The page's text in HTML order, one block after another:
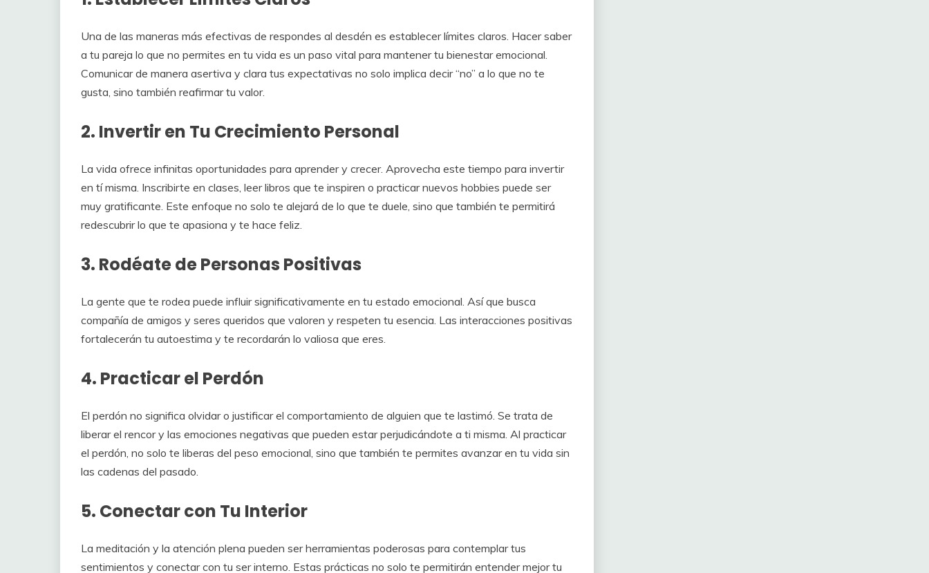
Una de las maneras más efectivas de respondes al desdén es establecer límites claros. Hacer saber
a tu pareja lo que no permites en tu vida es un paso vital para mantener tu bienestar emocional.
Comunicar de manera asertiva y clara tus expectativas no solo implica decir “no” a lo que no te
gusta, sino también reafirmar tu valor.
2. Invertir en Tu Crecimiento Personal
La vida ofrece infinitas oportunidades para aprender y crecer. Aprovecha este tiempo para invertir
en tí misma. Inscribirte en clases, leer libros que te inspiren o practicar nuevos hobbies puede ser
muy gratificante. Este enfoque no solo te alejará de lo que te duele, sino que también te permitirá
redescubrir lo que te apasiona y te hace feliz.
3. Rodéate de Personas Positivas
La gente que te rodea puede influir significativamente en tu estado emocional. Así que busca
compañía de amigos y seres queridos que valoren y respeten tu esencia. Las interacciones positivas
fortalecerán tu autoestima y te recordarán lo valiosa que eres.
4. Practicar el Perdón
El perdón no significa olvidar o justificar el comportamiento de alguien que te lastimó. Se trata de
liberar el rencor y las emociones negativas que pueden estar perjudicándote a ti misma. Al practicar
el perdón, no solo te liberas del peso emocional, sino que también te permites avanzar en tu vida sin
las cadenas del pasado.
5. Conectar con Tu Interior
La meditación y la atención plena pueden ser herramientas poderosas para contemplar tus
sentimientos y conectar con tu ser interno. Estas prácticas no solo te permitirán entender mejor tu